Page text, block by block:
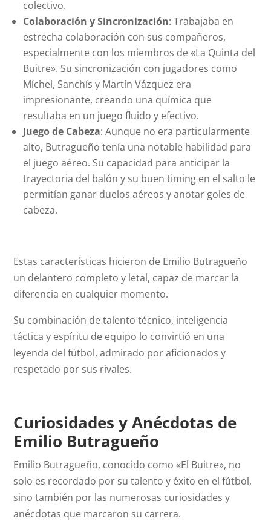
colectivo.
Colaboración y Sincronización: Trabajaba en
estrecha colaboración con sus compañeros,
especialmente con los miembros de «La Quinta del
Buitre». Su sincronización con jugadores como
Míchel, Sanchís y Martín Vázquez era
impresionante, creando una química que
resultaba en un juego fluido y efectivo.
Juego de Cabeza: Aunque no era particularmente
alto, Butragueño tenía una notable habilidad para
el juego aéreo. Su capacidad para anticipar la
trayectoria del balón y su buen timing en el salto le
permitían ganar duelos aéreos y anotar goles de
cabeza.
Estas características hicieron de Emilio Butragueño
un delantero completo y letal, capaz de marcar la
diferencia en cualquier momento.
Su combinación de talento técnico, inteligencia
táctica y espíritu de equipo lo convirtió en una
leyenda del fútbol, admirado por aficionados y
respetado por sus rivales.
Curiosidades y Anécdotas de
Emilio Butragueño
Emilio Butragueño, conocido como «El Buitre», no
solo es recordado por su talento y éxito en el fútbol,
sino también por las numerosas curiosidades y
anécdotas que marcaron su carrera.